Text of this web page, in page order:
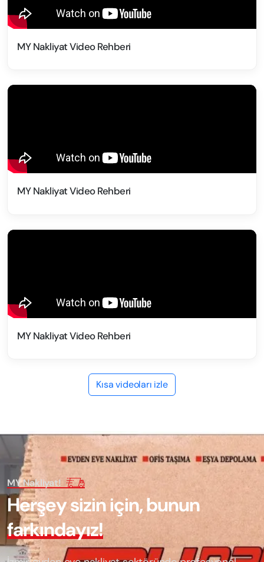
MY Nakliyat Video Rehberi
MY Nakliyat Video Rehberi
MY Nakliyat Video Rehberi
Kısa videoları izle
MY Nakliyat!
Herşeysiziniçin,bunun
farkındayız!